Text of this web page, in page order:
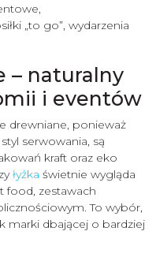
„to go”, wydarzenia
– naturalny
i eventów
drewniane, ponieważ
serwowania, są
kraft oraz eko
łyżka świetnie wygląda
food, zestawach
To wybór,
marki dbającej o bardziej